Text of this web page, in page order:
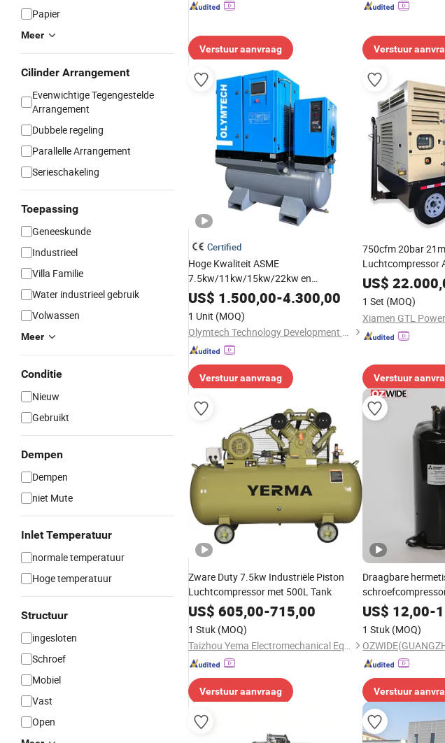
Papier
Meer
Cilinder Arrangement
Evenwichtige Tegengestelde
Arrangement
Dubbele regeling
Parallelle Arrangement
Serieschakeling
Toepassing
Geneeskunde
Industrieel
Villa Familie
Water industrieel gebruik
Volwassen
Meer
Conditie
Nieuw
Gebruikt
Dempen
Dempen
niet Mute
Inlet Temperatuur
normale temperatuur
Hoge temperatuur
Structuur
ingesloten
Schroef
Mobiel
Vast
Open
Verstuur aanvraag Verstuur
Certified
Hoge Kwaliteit ASME
7.5kw/11kw/15kw/22kw en
8bar/10bar/15bar/16bar VSD
Permanente Magneten Hoge Druk
Elektrische AC Alles-in-één Industrie
Rotary Schroef Luchtcompressor
US$ 1.500,00-4.300,00
1 Unit (MOQ)
Olymtech Technology Development Co., Ltd.
Verstuur aanvraag
750cfm 20bar
Luchtcompressor
Cummins
US$
1 Set (MOQ)
Verstuur
Zware Duty 7.5kw Industriële Piston
Luchtcompressor met 500L Tank
US$ 605,00-715,00
1 Stuk (MOQ)
Taizhou Yema Electromechanical Equipment Co., Ltd
Verstuur aanvraag
Draagbare
airconditioning
US$ 12,00-
1 Stuk (MOQ)
Verstuur